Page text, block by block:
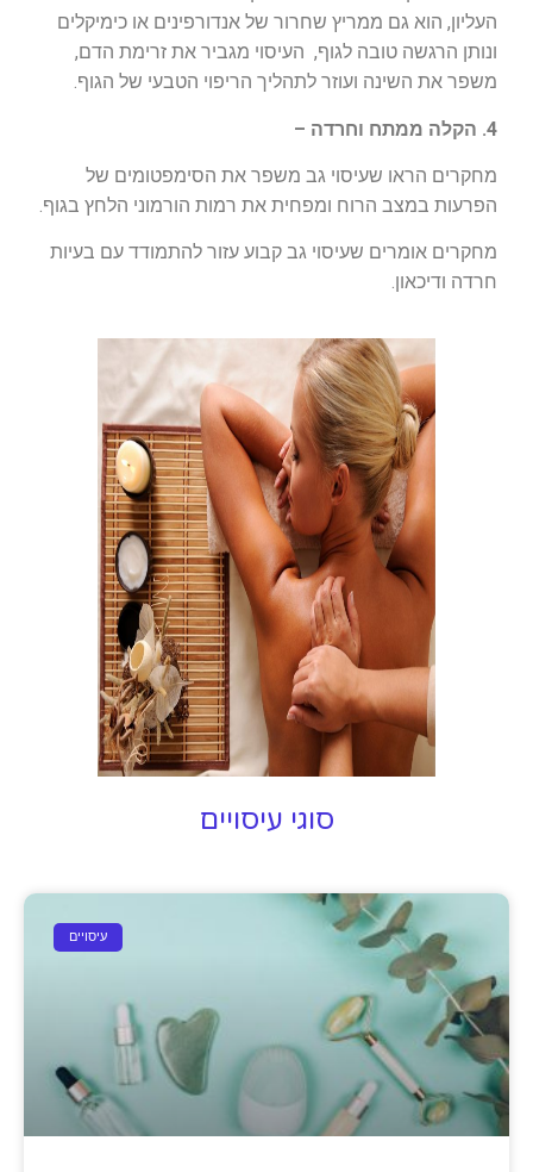
העליון, הוא גם ממריץ שחרור של אנדורפינים או כימיקלים
ונותן הרגשה טובה לגוף, העיסוי מגביר את זרימת הדם,
משפר את השינה ועוזר לתהליך הריפוי הטבעי של הגוף.
4. הקלה ממתח וחרדה –
מחקרים הראו שעיסוי גב משפר את הסימפטומים של
הפרעות במצב הרוח ומפחית את רמות הורמוני הלחץ בגוף.
מחקרים אומרים שעיסוי גב קבוע עזור להתמודד עם בעיות
חרדה ודיכאון.
סוגי עיסויים
עיסויים